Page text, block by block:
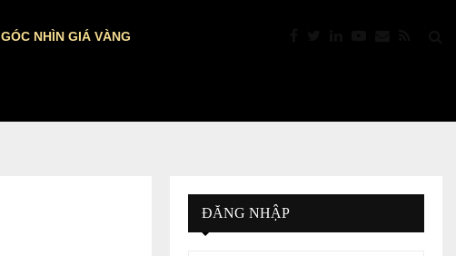
GÓC NHÌN GIÁ VÀNG
ĐĂNG NHẬP